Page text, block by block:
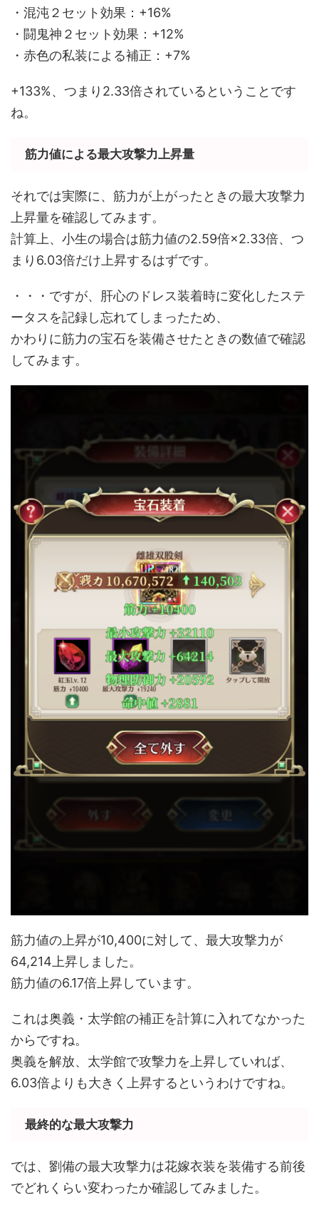
・混沌２セット効果：+16%
・闘鬼神２セット効果：+12%
・赤色の私装による補正：+7%
+133%、つまり2.33倍されているということです
ね。
筋力値による最大攻撃力上昇量
それでは実際に、筋力が上がったときの最大攻撃力
上昇量を確認してみます。
計算上、小生の場合は筋力値の2.59倍×2.33倍、つ
まり6.03倍だけ上昇するはずです。
・・・ですが、肝心のドレス装着時に変化したステ
ータスを記録し忘れてしまったため、
かわりに筋力の宝石を装備させたときの数値で確認
してみます。
筋力値の上昇が10,400に対して、最大攻撃力が
64,214上昇しました。
筋力値の6.17倍上昇しています。
これは奥義・太学館の補正を計算に入れてなかった
からですね。
奥義を解放、太学館で攻撃力を上昇していれば、
6.03倍よりも大きく上昇するというわけですね。
最終的な最大攻撃力
では、劉備の最大攻撃力は花嫁衣装を装備する前後
でどれくらい変わったか確認してみました。